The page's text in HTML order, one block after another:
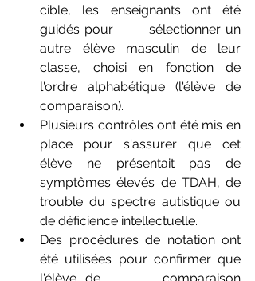
cible, les enseignants ont été
guidés pour       sélectionner un
autre élève masculin de leur
classe, choisi en fonction de
l'ordre alphabétique (l'élève de
comparaison).
Plusieurs contrôles ont été mis en
place pour s'assurer que cet
élève ne présentait pas de
symptômes élevés de TDAH, de
trouble du spectre autistique ou
de déficience intellectuelle.
Des procédures de notation ont
été utilisées pour confirmer que